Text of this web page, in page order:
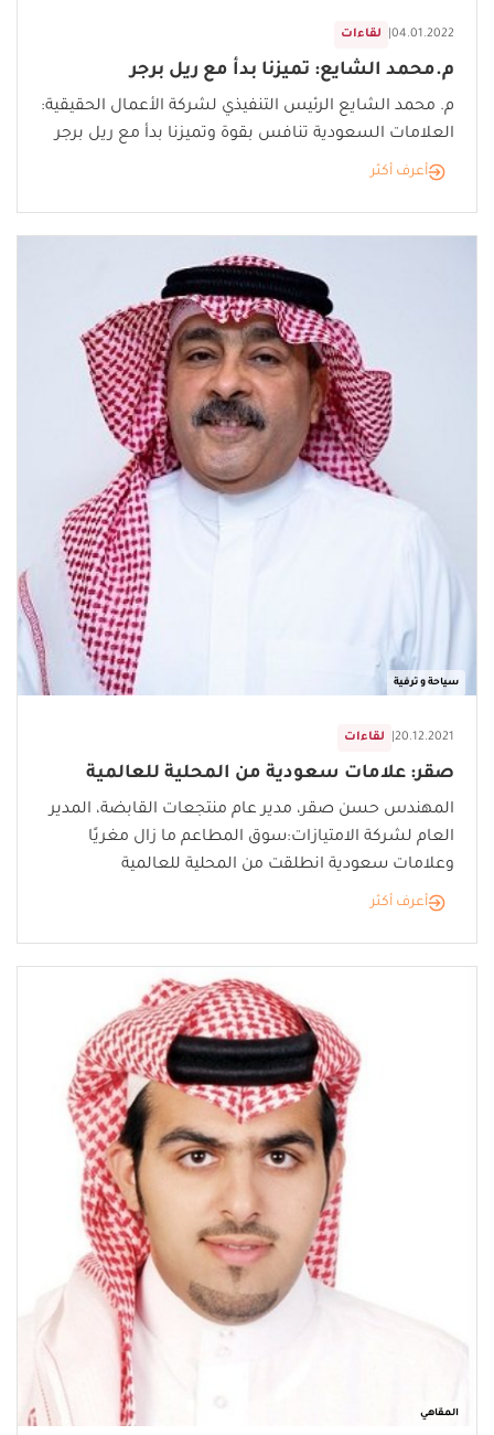
لقاءات 04.01.2022
م.محمد الشايع: تميزنا بدأ مع ريل برجر
م. محمد الشايع الرئيس التنفيذي لشركة الأعمال الحقيقية:
العلامات السعودية تنافس بقوة وتميزنا بدأ مع ريل برجر
أعرف أكثر
سياحة و ترفية
لقاءات 20.12.2021
صقر: علامات سعودية من المحلية للعالمية
المهندس حسن صقر، مدير عام منتجعات القابضة، المدير
العام لشركة الامتيازات:سوق المطاعم ما زال مغريًا
وعلامات سعودية انطلقت من المحلية للعالمية
أعرف أكثر
المقاهي